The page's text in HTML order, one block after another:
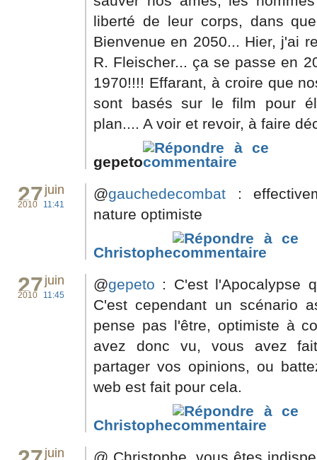
liberté de leur corps, dans
Bienvenue en 2050... Hier, j'ai
R. Fleischer... ça se passe en
1970!!!! Effarant, à croire que
sont basés sur le film pour
plan.... A voir et revoir, à faire
gepeto
27 juin
2010 11:41
@gauchedecombat :
nature optimiste
Christophe
27 juin
2010 11:45
@gepeto : C'est l'Apocalypse
C'est cependant un scénario
pense pas l'être, optimiste à
avez donc vu, vous avez
partager vos opinions, ou
web est fait pour cela.
Christophe
juin